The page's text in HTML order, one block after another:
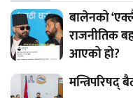
बालेनको
राजनीतिक
आएको हो?